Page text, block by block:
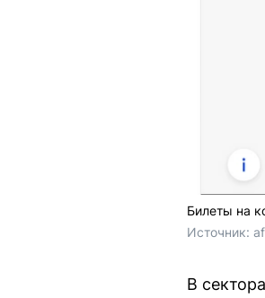
Билеты на
Источник:
В